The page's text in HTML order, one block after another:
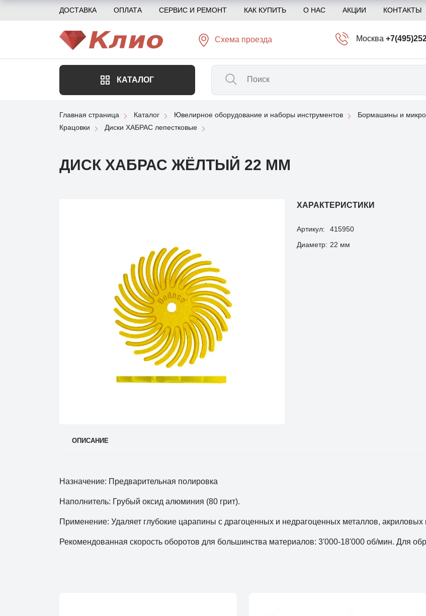
ДОСТАВКА ОПЛАТА СЕРВИС И РЕМОНТ КАК КУПИТЬ О НАС АКЦИИ КОНТАКТЫ
Схема проезда Москва
КАТАЛОГ
Главная страница Каталог Ювелирное оборудование и наборы инструментов
Бормашины и
Крацовки
Диски ХАБРАС лепестковые
ДИСК ХАБРАС ЖЁЛТЫЙ 22 ММ
ХАРАКТЕРИСТИКИ
Артикул:
415950
Диаметр: 22 мм
ОПИСАНИЕ
Назначение: Предварительная полировка
Наполнитель: Грубый оксид алюминия (80 грит).
Применение: Удаляет глубокие царапины с драгоценных и недрагоценных металлов, акриловых
Рекомендованная скорость оборотов для большинства материалов: 3'000-18'000 об/мин. Для